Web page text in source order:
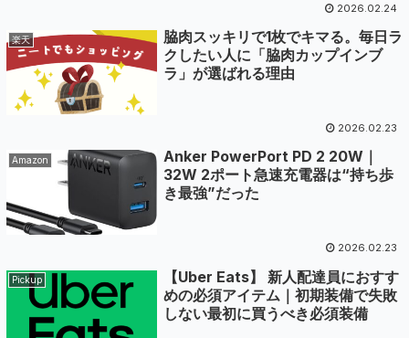
2026.02.24
楽天
脇肉スッキリで1枚でキマる。毎日ラ
クしたい人に「脇肉カップインブ
ラ」が選ばれる理由
2026.02.23
Amazon
Anker PowerPort PD 2 20W｜
32W 2ポート急速充電器は“持ち歩
き最強”だった
2026.02.23
Pickup
【Uber Eats】 新人配達員におすす
めの必須アイテム｜初期装備で失敗
しない最初に買うべき必須装備